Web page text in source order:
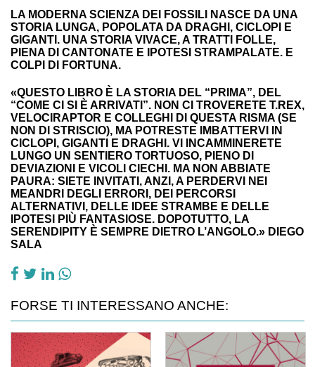
LA MODERNA SCIENZA DEI FOSSILI NASCE DA UNA
STORIA LUNGA, POPOLATA DA DRAGHI, CICLOPI E
GIGANTI. UNA STORIA VIVACE, A TRATTI FOLLE,
PIENA DI CANTONATE E IPOTESI STRAMPALATE. E
COLPI DI FORTUNA.
«QUESTO LIBRO È LA STORIA DEL “PRIMA”, DEL
“COME CI SI È ARRIVATI”. NON CI TROVERETE T.REX,
VELOCIRAPTOR E COLLEGHI DI QUESTA RISMA (SE
NON DI STRISCIO), MA POTRESTE IMBATTERVI IN
CICLOPI, GIGANTI E DRAGHI. VI INCAMMINERETE
LUNGO UN SENTIERO TORTUOSO, PIENO DI
DEVIAZIONI E VICOLI CIECHI. MA NON ABBIATE
PAURA: SIETE INVITATI, ANZI, A PERDERVI NEI
MEANDRI DEGLI ERRORI, DEI PERCORSI
ALTERNATIVI, DELLE IDEE STRAMBE E DELLE
IPOTESI PIÙ FANTASIOSE. DOPOTUTTO, LA
SERENDIPITY È SEMPRE DIETRO L’ANGOLO.» DIEGO
SALA
FORSE TI INTERESSANO ANCHE: